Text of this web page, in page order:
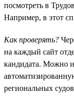
посмотреть в
Например, в этот
Как проверять?
на каждый сайт
кандидата. Можно
региональных